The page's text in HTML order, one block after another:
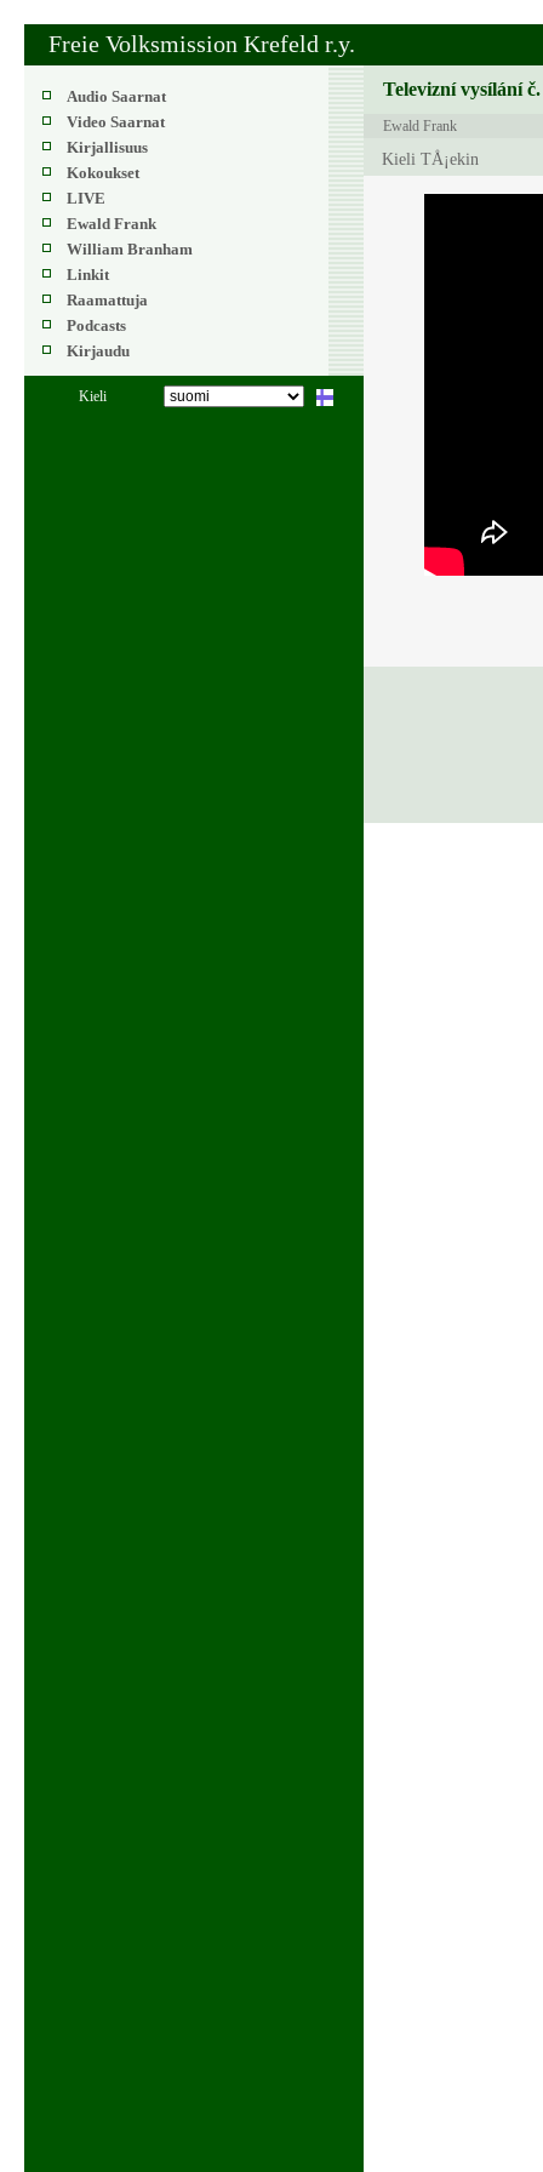
Freie Volksmission Krefeld r.y.
Audio Saarnat
Video Saarnat
Kirjallisuus
Kokoukset
LIVE
Ewald Frank
William Branham
Linkit
Raamattuja
Podcasts
Kirjaudu
Kieli
Televizní vysílání č.
Ewald Frank
Kieli TÅ¡ekin